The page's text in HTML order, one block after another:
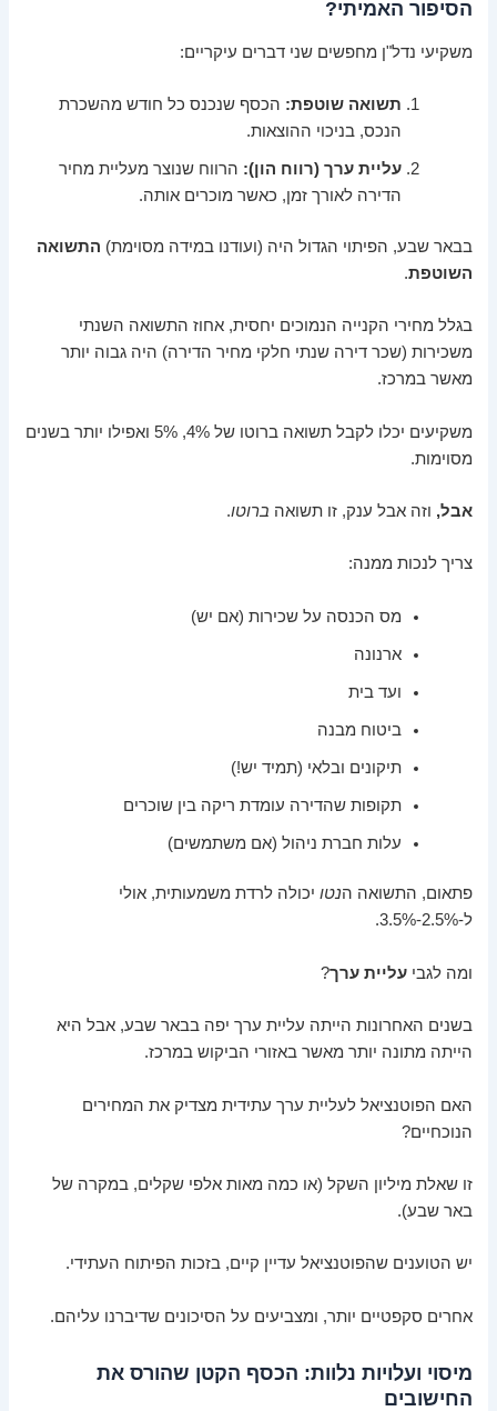
הסיפור האמיתי?
משקיעי נדל"ן מחפשים שני דברים עיקריים:
תשואה שוטפת: הכסף שנכנס כל חודש מהשכרת
הנכס, בניכוי ההוצאות.
עליית ערך (רווח הון): הרווח שנוצר מעליית מחיר
הדירה לאורך זמן, כאשר מוכרים אותה.
בבאר שבע, הפיתוי הגדול היה (ועודנו במידה מסוימת) התשואה
השוטפת.
בגלל מחירי הקנייה הנמוכים יחסית, אחוז התשואה השנתי
משכירות (שכר דירה שנתי חלקי מחיר הדירה) היה גבוה יותר
מאשר במרכז.
משקיעים יכלו לקבל תשואה ברוטו של 4%, 5% ואפילו יותר בשנים
מסוימות.
אבל, וזה אבל ענק, זו תשואה ברוטו.
צריך לנכות ממנה:
מס הכנסה על שכירות (אם יש)
ארנונה
ועד בית
ביטוח מבנה
תיקונים ובלאי (תמיד יש!)
תקופות שהדירה עומדת ריקה בין שוכרים
עלות חברת ניהול (אם משתמשים)
פתאום, התשואה הנטו יכולה לרדת משמעותית, אולי
ל-2.5%-3.5%.
ומה לגביעליית ערך?
בשנים האחרונות הייתה עליית ערך יפה בבאר שבע, אבל היא
הייתה מתונה יותר מאשר באזורי הביקוש במרכז.
האם הפוטנציאל לעליית ערך עתידית מצדיק את המחירים
הנוכחיים?
זו שאלת מיליון השקל (או כמה מאות אלפי שקלים, במקרה של
באר שבע).
יש הטוענים שהפוטנציאל עדיין קיים, בזכות הפיתוח העתידי.
אחרים סקפטיים יותר, ומצביעים על הסיכונים שדיברנו עליהם.
מיסוי ועלויות נלוות: הכסף הקטן שהורס את
החישובים